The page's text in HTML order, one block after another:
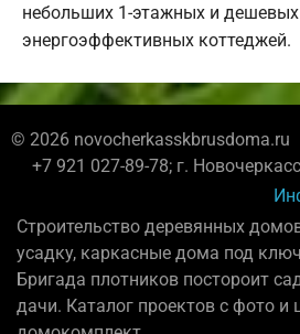
небольших 1-этажных и
энергоэффективных коттеджей.
© 2026 novocherkasskbrusdoma.ru
+7 921 027-89-78; г.
Строительство деревянных
усадку, каркасные дома под
Бригада плотников постороит
дачи. Каталог проектов с фото и